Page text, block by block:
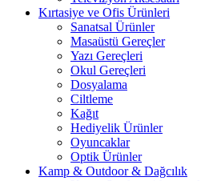
Kırtasiye ve Ofis Ürünleri
Sanatsal Ürünler
Masaüstü Gereçler
Yazı Gereçleri
Okul Gereçleri
Dosyalama
Ciltleme
Kağıt
Hediyelik Ürünler
Oyuncaklar
Optik Ürünler
Kamp & Outdoor & Dağcılık